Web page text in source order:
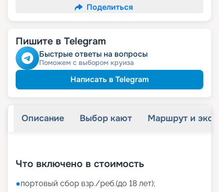
Поделиться
Пишите в Telegram
Быстрые ответы на вопросы
Поможем с выбором круиза
Написать в Telegram
Описание Выбор кают Маршрут и
Что включено в стоимость
●портовый сбор взр./реб.(до 18 лет);